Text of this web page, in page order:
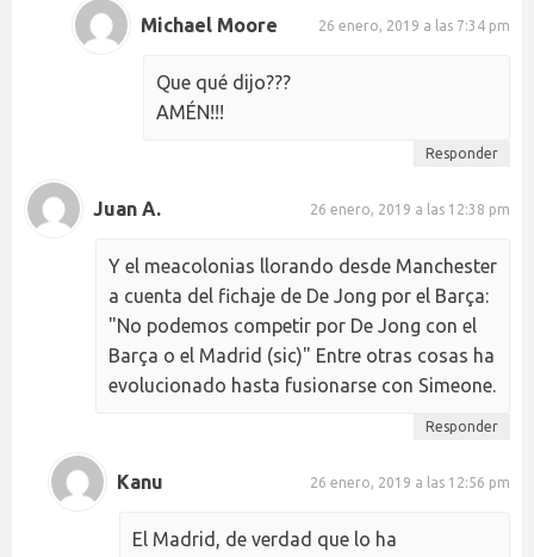
Michael Moore 26 enero, 2019 a las 7:34 pm
Que qué dijo???
AMÉN!!!
Responder
Juan A. 26 enero, 2019 a las 12:38 pm
Y el meacolonias llorando desde Manchester
a cuenta del fichaje de De Jong por el Barça:
"No podemos competir por De Jong con el
Barça o el Madrid (sic)" Entre otras cosas ha
evolucionado hasta fusionarse con Simeone.
Responder
Kanu 26 enero, 2019 a las 12:56 pm
El Madrid, de verdad que lo ha